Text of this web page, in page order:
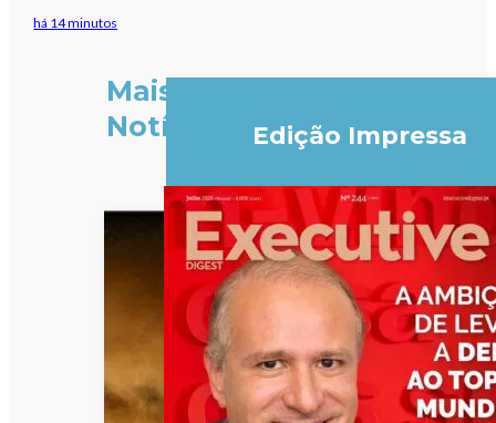
há 14 minutos
Mais
Notícias
Edição Impressa